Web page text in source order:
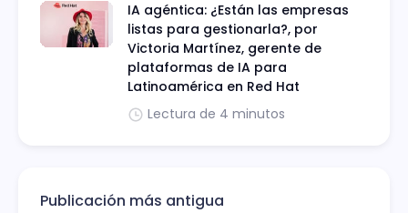
IA agéntica: ¿Están las empresas
listas para gestionarla?, por
Victoria Martínez, gerente de
plataformas de IA para
Latinoamérica en Red Hat
Lectura de 4 minutos
Publicación más antigua